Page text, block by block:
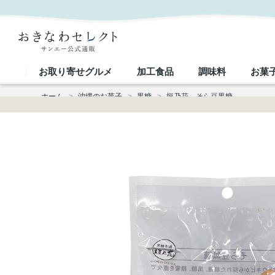
お取り寄せグルメ 加工食品 調味料 お菓
ホーム > 沖縄のお菓子 > 黒糖 > 垣乃花 そら豆黒糖